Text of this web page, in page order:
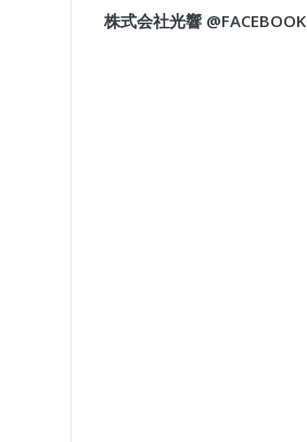
株式会社光響 @FACEBOOK